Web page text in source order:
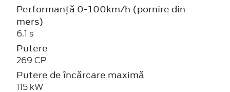
Performanță 0-100km/h (pornire din
mers)
6.1 s
Putere
269 CP
Putere de încărcare maximă
115 kW